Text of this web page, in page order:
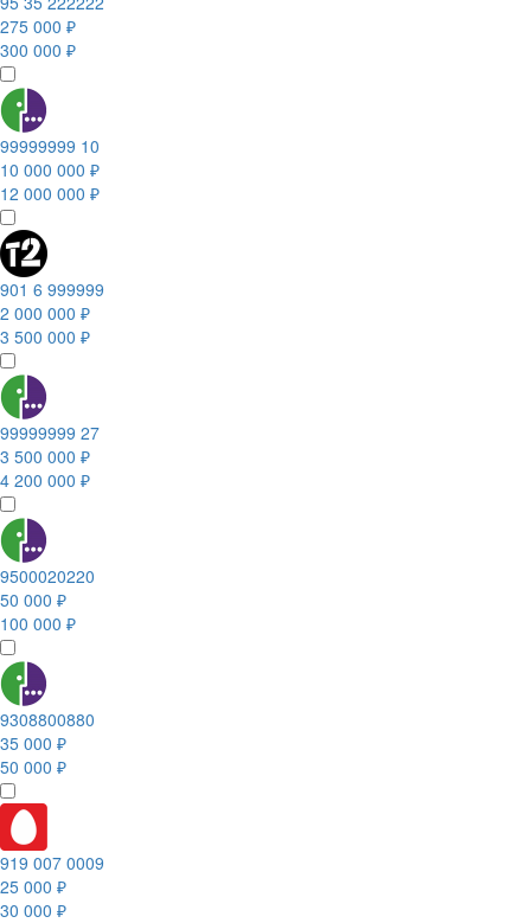
275 000 ₽
300 000 ₽
99999999 10
10 000 000 ₽
12 000 000 ₽
901 6 999999
2 000 000 ₽
3 500 000 ₽
99999999 27
3 500 000 ₽
4 200 000 ₽
9500020220
50 000 ₽
100 000 ₽
9308800880
35 000 ₽
50 000 ₽
919 007 0009
25 000 ₽
30 000 ₽